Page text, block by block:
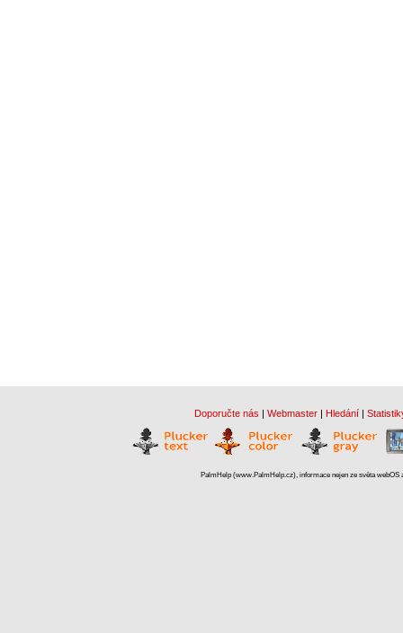
Doporučte nás | Webmaster | Hledání |
PalmHelp (www.PalmHelp.cz), informace nejen ze světa